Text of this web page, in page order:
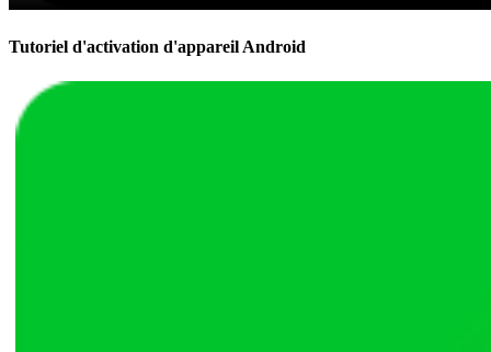
Tutoriel d'activation d'appareil Android